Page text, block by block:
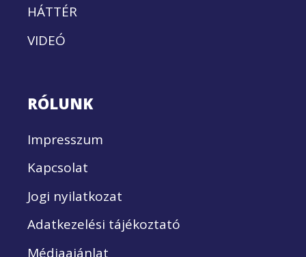
HÁTTÉR
VIDEÓ
RÓLUNK
Impresszum
Kapcsolat
Jogi nyilatkozat
Adatkezelési tájékoztató
Médiaajánlat